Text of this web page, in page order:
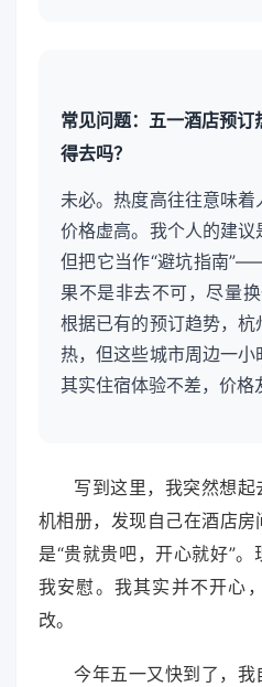
常见问题：五一酒店预
得去吗？
未必。热度高往往意味着
价格虚高。我个人的建议
但把它当作“避坑指南
果不是非去不可，尽量
根据已有的预订趋势，
热，但这些城市周边一小
其实住宿体验不差，价格
写到这里，我突然想
机相册，发现自己在酒店
是“贵就贵吧，开心就好”
我安慰。我其实并不开心
改。
今年五一又快到了，